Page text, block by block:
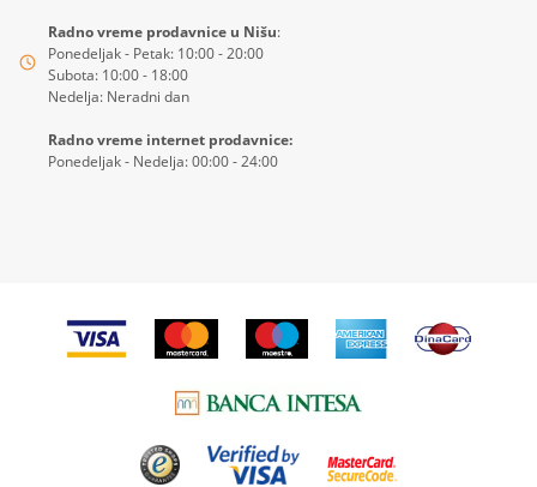
Radno vreme prodavnice u Nišu:
Ponedeljak - Petak: 10:00 - 20:00
Subota: 10:00 - 18:00
Nedelja: Neradni dan
Radno vreme internet prodavnice:
Ponedeljak - Nedelja: 00:00 - 24:00